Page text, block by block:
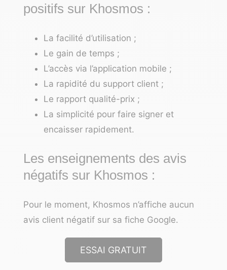
positifs sur Khosmos :
La facilité d’utilisation ;
Le gain de temps ;
L’accès via l’application mobile ;
La rapidité du support client ;
Le rapport qualité-prix ;
La simplicité pour faire signer et
encaisser rapidement.
Les enseignements des avis
négatifs sur Khosmos :
Pour le moment, Khosmos n’affiche aucun
avis client négatif sur sa fiche Google.
ESSAI GRATUIT